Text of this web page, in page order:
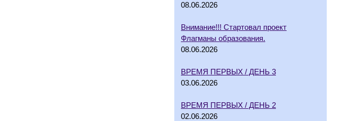
08.06.2026
Внимание!!! Стартовал проект
Флагманы образования.
08.06.2026
ВРЕМЯ ПЕРВЫХ / ДЕНЬ 3
03.06.2026
ВРЕМЯ ПЕРВЫХ / ДЕНЬ 2
02.06.2026